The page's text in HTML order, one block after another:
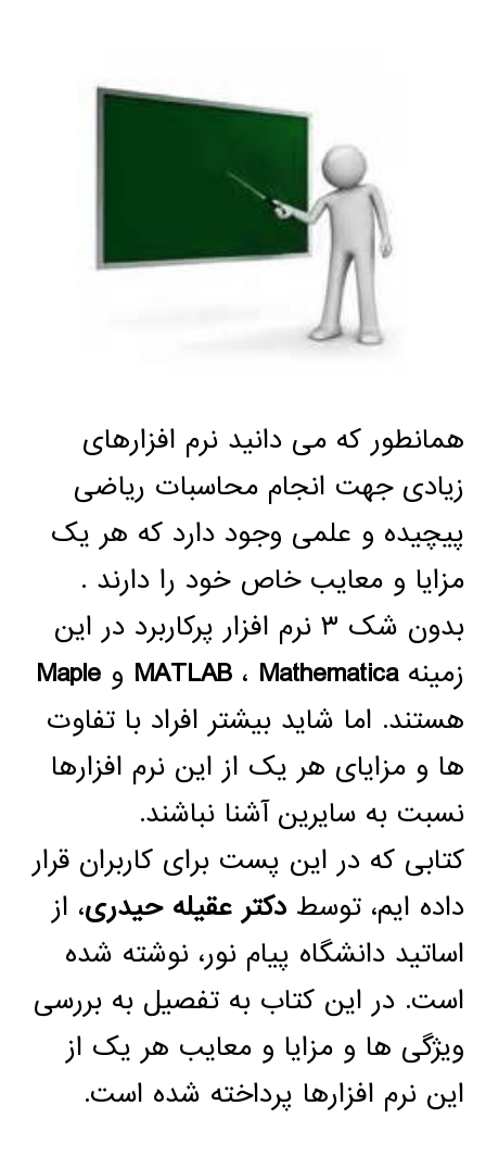
همانطور که می دانید نرم افزارهای
زیادی جهت انجام محاسبات ریاضی
پیچیده و علمی وجود دارد که هر یک
مزایا و معایب خاص خود را دارند .
بدون شک ۳ نرم افزار پرکاربرد در این
زمینه
MATLAB ، Mathematica و Maple
هستند. اما شاید بیشتر افراد با تفاوت
ها و مزایای هر یک از این نرم افزارها
نسبت به سایرین آشنا نباشند.
کتابی که در این پست برای کاربران قرار
داده ایم، توسط دکتر عقیله حیدری، از
اساتید دانشگاه پیام نور، نوشته شده
است. در این کتاب به تفصیل به بررسی
ویژگی ها و مزایا و معایب هر یک از
این نرم افزارها پرداخته شده است.